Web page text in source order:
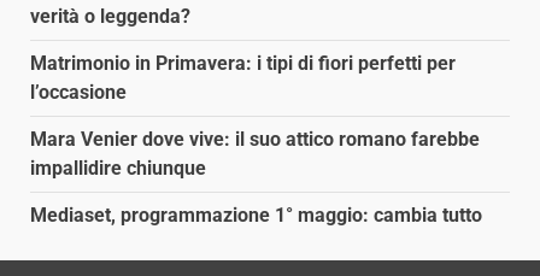
verità o leggenda?
Matrimonio in Primavera: i tipi di fiori perfetti per
l’occasione
Mara Venier dove vive: il suo attico romano farebbe
impallidire chiunque
Mediaset, programmazione 1° maggio: cambia tutto